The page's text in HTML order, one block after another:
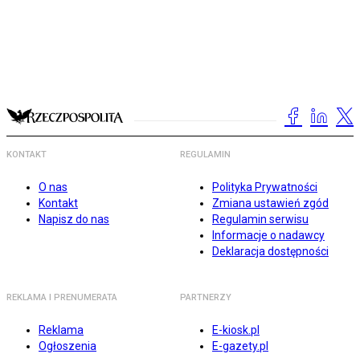
KONTAKT
O nas
Kontakt
Napisz do nas
REGULAMIN
Polityka Prywatności
Zmiana ustawień zgód
Regulamin serwisu
Informacje o nadawcy
Deklaracja dostępności
REKLAMA I PRENUMERATA
Reklama
Ogłoszenia
PARTNERZY
E-kiosk.pl
E-gazety.pl